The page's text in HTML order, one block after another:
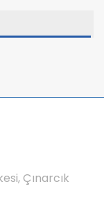
Çınarcık